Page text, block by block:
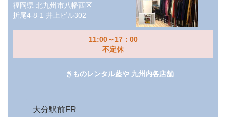
福岡県 北九州市八幡西区
折尾4-8-1 井上ビル302
11:00～17：00
不定休
きものレンタル藍や 九州内各店舗
大分駅前FR